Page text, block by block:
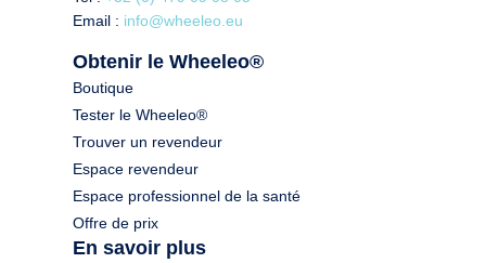
Email : info@wheeleo.eu
Obtenir le Wheeleo®
Boutique
Tester le Wheeleo®
Trouver un revendeur
Espace revendeur
Espace professionnel de la santé
Offre de prix
En savoir plus